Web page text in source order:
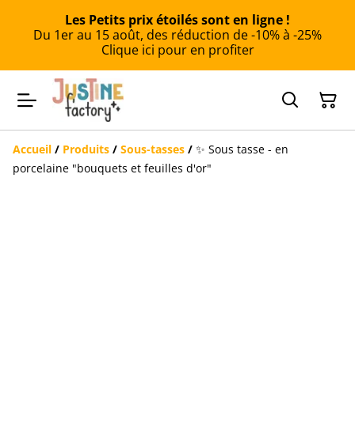
Les Petits prix étoilés sont en ligne !
Du 1er au 15 août, des réduction de -10% à -25%
Clique ici pour en profiter
Accueil / Produits / Sous-tasses / ✨ Sous tasse - en
porcelaine "bouquets et feuilles d'or"